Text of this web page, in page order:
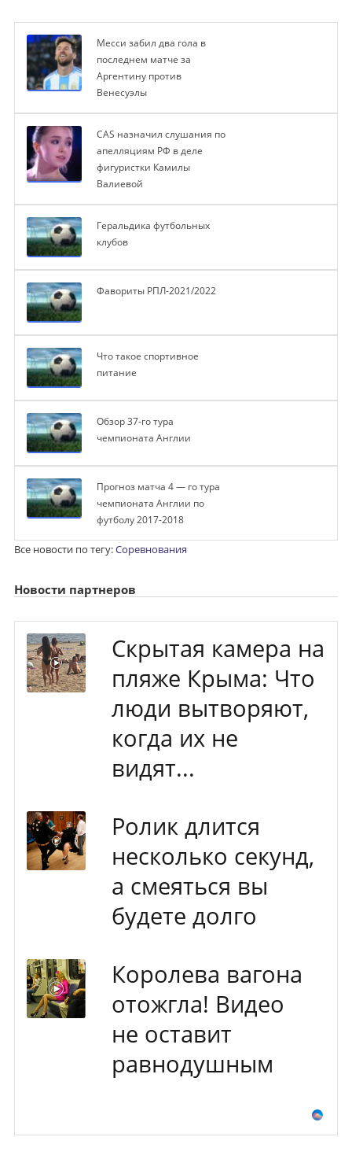
Месси забил два гола в
последнем матче за
Аргентину против
Венесуэлы
CAS назначил слушания по
апелляциям РФ в деле
фигуристки Камилы
Валиевой
Геральдика футбольных
клубов
Фавориты РПЛ-2021/2022
Что такое спортивное
питание
Обзор 37-го тура
чемпионата Англии
Прогноз матча 4 — го тура
чемпионата Англии по
футболу 2017-2018
Все новости по тегу:Соревнования
Новости партнеров
Скрытая камера на
пляже Крыма: Что
люди вытворяют,
когда их не
видят...
Ролик длится
несколько секунд,
а смеяться вы
будете долго
Королева вагона
отожгла! Видео
не оставит
равнодушным